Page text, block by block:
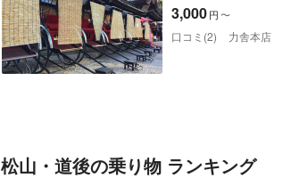
3,000円 〜
口コミ(2) 力舎本店
松山・道後の乗り物 ランキング